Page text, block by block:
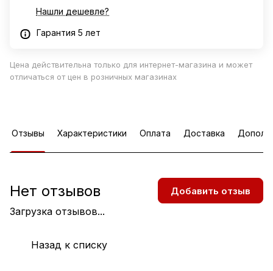
Нашли дешевле?
Гарантия 5 лет
Цена действительна только для интернет-магазина и может
отличаться от цен в розничных магазинах
Отзывы Характеристики Оплата Доставка
Загрузка отзывов...
Нет отзывов Добавить отзыв
Назад к списку